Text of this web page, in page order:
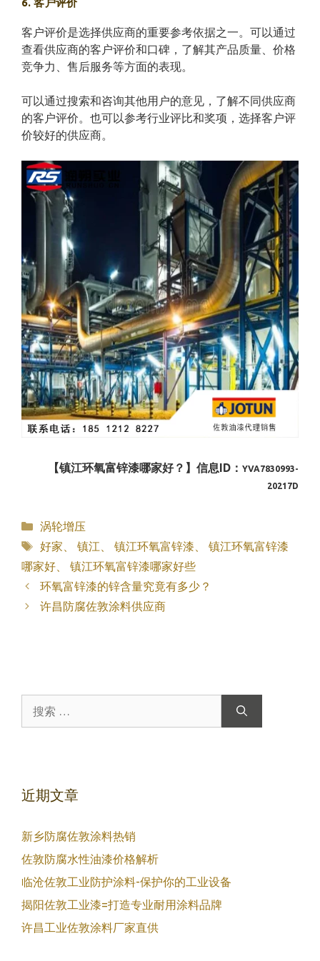
6. 客户评价
客户评价是选择供应商的重要参考依据之一。可以通过
查看供应商的客户评价和口碑，了解其产品质量、价格
竞争力、售后服务等方面的表现。
可以通过搜索和咨询其他用户的意见，了解不同供应商
的客户评价。也可以参考行业评比和奖项，选择客户评
价较好的供应商。
【镇江环氧富锌漆哪家好？】信息ID： YVA7830993-
20217D
分
类
涡轮增压
标
签
好家 镇江 镇江环氧富锌漆
镇江环氧富锌漆
哪家好
镇江环氧富锌漆哪家好些
环氧富锌漆的锌含量究竟有多少？
许昌防腐佐敦涂料供应商
索：
近期文章
新乡防腐佐敦涂料热销
佐敦防腐水性油漆价格解析
临沧佐敦工业防护涂料-保护你的工业设备
揭阳佐敦工业漆=打造专业耐用涂料品牌
许昌工业佐敦涂料厂家直供